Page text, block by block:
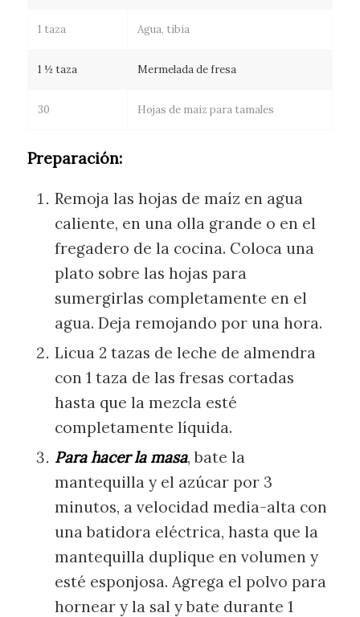
1 taza Agua, tibia
1 ½ taza Mermelada de fresa
30 Hojas de maiz para tamales
Preparación:
Remoja las hojas de maíz en agua
caliente, en una olla grande o en el
fregadero de la cocina. Coloca una
plato sobre las hojas para
sumergirlas completamente en el
agua. Deja remojando por una hora.
Licua 2 tazas de leche de almendra
con 1 taza de las fresas cortadas
hasta que la mezcla esté
completamente líquida.
Para hacer la masa, bate la
mantequilla y el azúcar por 3
minutos, a velocidad media-alta con
una batidora eléctrica, hasta que la
mantequilla duplique en volumen y
esté esponjosa. Agrega el polvo para
hornear y la sal y bate durante 1